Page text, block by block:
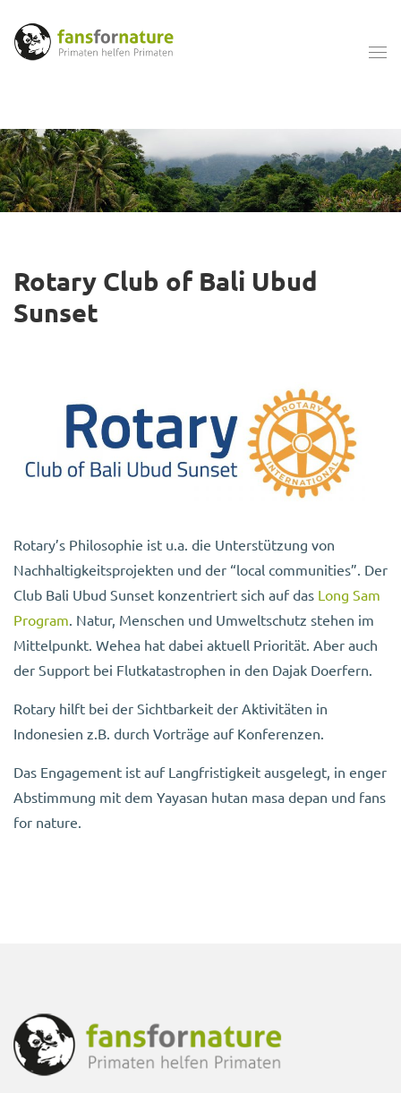
Rotary Club of Bali Ubud
Sunset
Rotary’s Philosophie ist u.a. die Unterstützung von
Nachhaltigkeitsprojekten und der “local communities”. Der
Club Bali Ubud Sunset konzentriert sich auf das Long Sam
Program . Natur, Menschen und Umweltschutz stehen im
Mittelpunkt. Wehea hat dabei aktuell Priorität. Aber auch
der Support bei Flutkatastrophen in den Dajak Doerfern.
Rotary hilft bei der Sichtbarkeit der Aktivitäten in
Indonesien z.B. durch Vorträge auf Konferenzen.
Das Engagement ist auf Langfristigkeit ausgelegt, in enger
Abstimmung mit dem Yayasan hutan masa depan und fans
for nature.